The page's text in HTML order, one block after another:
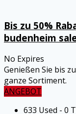
Bis zu 50%
budenheim
No Expires
Genießen Sie bis
ganze Sortiment.
ANGEBOT
633 Used - 0